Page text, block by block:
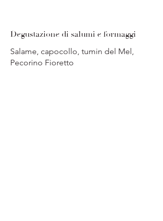
Degustazione di salumi e formaggi
Salame, capocollo, tumin del Mel,
Pecorino Fioretto